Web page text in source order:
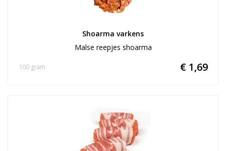
Shoarma varkens
Malse reepjes shoarma
€ 1,69
100 gram